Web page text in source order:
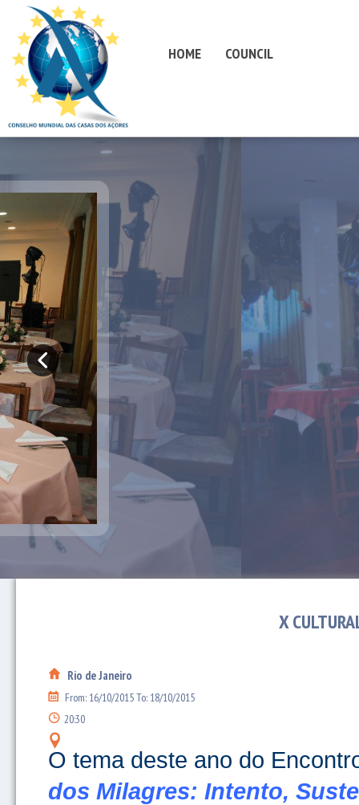
HOME COUNCIL
X
Rio de Janeiro
From: 16/10/2015 To: 18/10/2015
20:30
O tema deste ano do
dos Milagres: Intento,